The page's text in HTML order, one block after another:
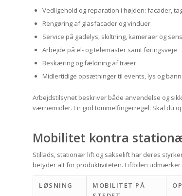
Vedligehold og reparation i højden: facader,
Rengøring af glasfacader og vinduer
Service på gadelys, skiltning, kameraer og
Arbejde på el- og telemaster samt føringsveje
Beskæring og fældning af træer
Midlertidige opsætninger til events, lys og
Arbejdstilsynet beskriver både anvendelse og
værnemidler. En god tommelfingerregel: Skal du
Mobilitet kontra
Stillads, stationær lift og sakselift har deres
betyder alt for produktiviteten. Liftbilen
LØSNING
MOBILITET PÅ